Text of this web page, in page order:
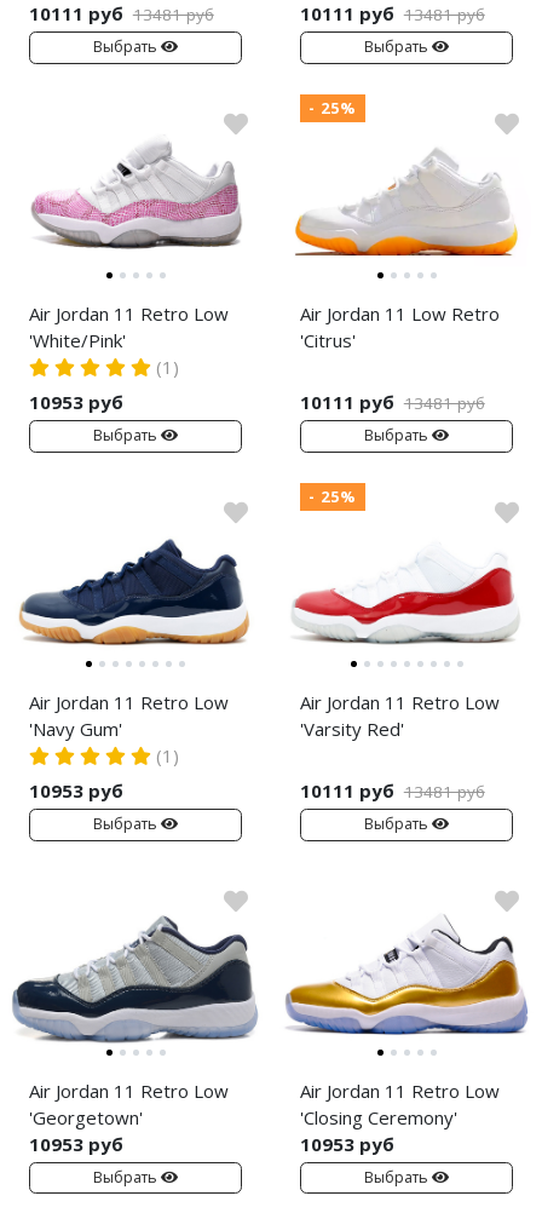
10111 руб 13481 руб
Выбрать
10111 руб 13481 руб
Выбрать
Air Jordan 11 Retro Low
'White/Pink'
(1)
10953 руб
Выбрать
- 25%
Air Jordan 11 Low Retro
'Citrus'
10111 руб 13481 руб
Выбрать
Air Jordan 11 Retro Low
'Navy Gum'
(1)
10953 руб
Выбрать
- 25%
Air Jordan 11 Retro Low
'Varsity Red'
10111 руб 13481 руб
Выбрать
Air Jordan 11 Retro Low
'Georgetown'
10953 руб
Выбрать
Air Jordan 11 Retro Low
'Closing Ceremony'
10953 руб
Выбрать
Nike Kyrie
Nike Freak
Nike PG
Nike Kobe
Nike Uptempo
Nike Foamposite